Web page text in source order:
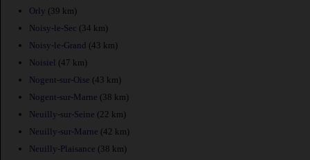
Orly (39 km)
Noisy-le-Sec (34 km)
Noisy-le-Grand (43 km)
Noisiel (47 km)
Nogent-sur-Oise (43 km)
Nogent-sur-Marne (38 km)
Neuilly-sur-Seine (22 km)
Neuilly-sur-Marne (42 km)
Neuilly-Plaisance (38 km)